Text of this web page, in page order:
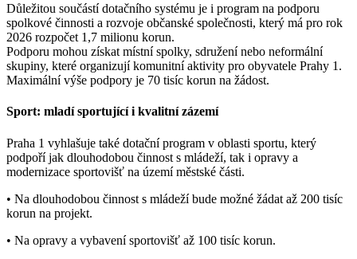
Důležitou součástí dotačního systému je i program na podporu
spolkové činnosti a rozvoje občanské společnosti, který má pro rok
2026 rozpočet 1,7 milionu korun.
Podporu mohou získat místní spolky, sdružení nebo neformální
skupiny, které organizují komunitní aktivity pro obyvatele Prahy 1.
Maximální výše podpory je 70 tisíc korun na žádost.
Sport: mladí sportující i kvalitní zázemí
Praha 1 vyhlašuje také dotační program v oblasti sportu, který
podpoří jak dlouhodobou činnost s mládeží, tak i opravy a
modernizace sportovišť na území městské části.
• Na dlouhodobou činnost s mládeží bude možné žádat až 200 tisíc
korun na projekt.
• Na opravy a vybavení sportovišť až 100 tisíc korun.